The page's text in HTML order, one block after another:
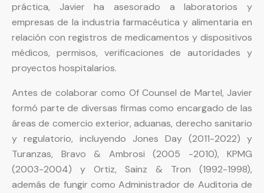
práctica, Javier ha asesorado a laboratorios y
empresas de la industria farmacéutica y alimentaria en
relación con registros de medicamentos y dispositivos
médicos, permisos, verificaciones de autoridades y
proyectos hospitalarios.
Antes de colaborar como Of Counsel de Martel, Javier
formó parte de diversas firmas como encargado de las
áreas de comercio exterior, aduanas, derecho sanitario
y regulatorio, incluyendo Jones Day (2011-2022) y
Turanzas, Bravo & Ambrosi (2005 -2010), KPMG
(2003-2004) y Ortiz, Sainz & Tron (1992-1998),
además de fungir como Administrador de Auditoria de